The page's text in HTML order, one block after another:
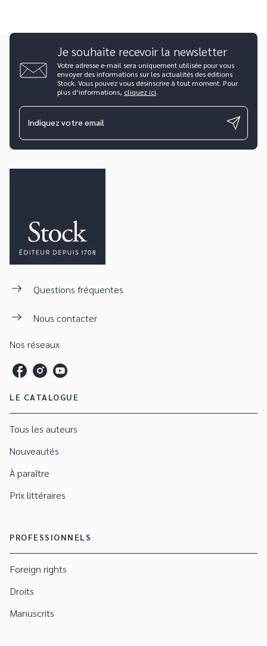
Je souhaite recevoir la newsletter
Votre adresse e-mail sera uniquement utilisée pour vous
envoyer des informations sur les actualités des éditions
Stock. Vous pouvez vous désinscrire à tout moment. Pour
plus d’informations, cliquez ici.
Indiquez votre email
Questions fréquentes
Nous contacter
Nos réseaux
LE CATALOGUE
Tous les auteurs
Nouveautés
À paraître
Prix littéraires
PROFESSIONNELS
Foreign rights
Droits
Manuscrits